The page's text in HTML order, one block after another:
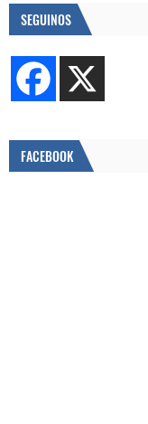
SEGUINOS
FACEBOOK